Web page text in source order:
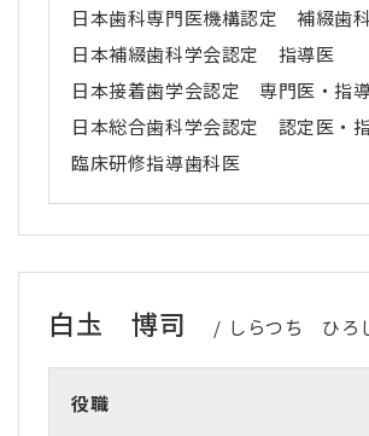
日本歯科専門医機構認定 補綴歯
日本補綴歯科学会認定 指導医
日本接着歯学会認定 専門医・指
日本総合歯科学会認定 認定医・
臨床研修指導歯科医
白圡 博司 しらつち ひろ
役職